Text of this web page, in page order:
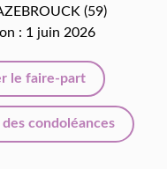
(59)
: 1 juin 2026
le faire-part
des condoléances